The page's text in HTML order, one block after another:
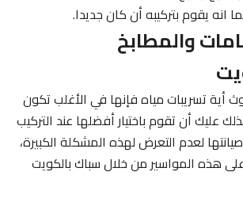
يقوم بتركيبه أن كان جديدا.
والمطابخ
تسريبات مياه فإنها في الأغلب تكون
عليك أن تقوم باختيار أفضلها عند التركيب
لعدم التعرض لهذه المشكلة الكبيرة،
المواسير من خلال سباك بالكويت